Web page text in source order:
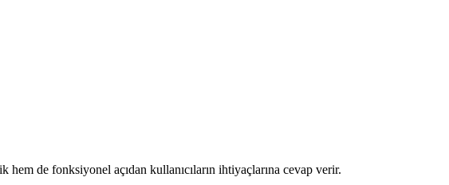
de fonksiyonel açıdan kullanıcıların ihtiyaçlarına cevap verir.